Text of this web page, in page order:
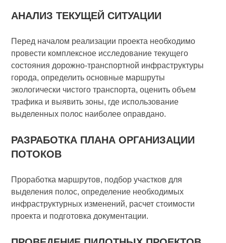
АНАЛИЗ ТЕКУЩЕЙ СИТУАЦИИ
Перед началом реализации проекта необходимо
провести комплексное исследование текущего
состояния дорожно-транспортной инфраструктуры
города, определить основные маршруты
экологически чистого транспорта, оценить объем
трафика и выявить зоны, где использование
выделенных полос наиболее оправдано.
РАЗРАБОТКА ПЛАНА ОРГАНИЗАЦИИ
ПОТОКОВ
Проработка маршрутов, подбор участков для
выделения полос, определение необходимых
инфраструктурных изменений, расчет стоимости
проекта и подготовка документации.